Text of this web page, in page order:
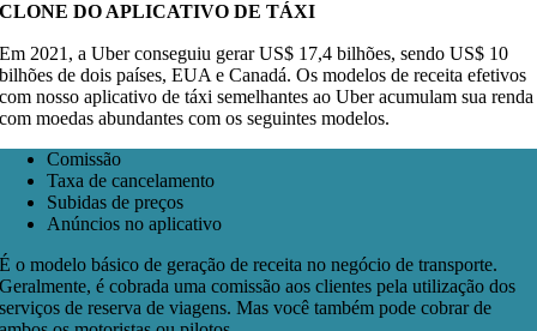
CLONE DO APLICATIVO DE TÁXI
Em 2021, a Uber conseguiu gerar US$ 17,4 bilhões, sendo US$ 10
bilhões de dois países, EUA e Canadá. Os modelos de receita efetivos
com nosso aplicativo de táxi semelhantes ao Uber acumulam sua renda
com moedas abundantes com os seguintes modelos.
Comissão
Taxa de cancelamento
Subidas de preços
Anúncios no aplicativo
É o modelo básico de geração de receita no negócio de transporte.
Geralmente, é cobrada uma comissão aos clientes pela utilização dos
serviços de reserva de viagens. Mas você também pode cobrar de